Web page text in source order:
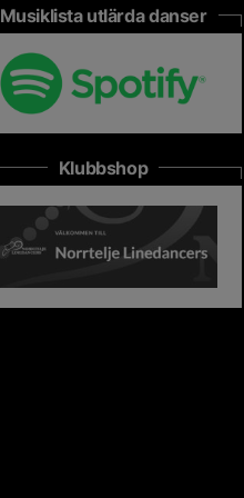
Musiklista utlärda danser
Klubbshop